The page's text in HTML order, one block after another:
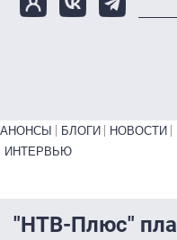
Primary links bottom
АНОНСЫ БЛОГИ НОВОСТИ
ИНТЕРВЬЮ
"НТВ-Плюс"